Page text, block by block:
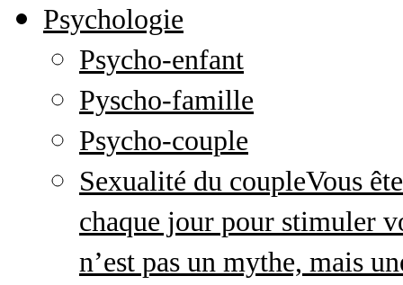
Psychologie
Psycho-enfant
Pyscho-famille
Psycho-couple
Sexualité du coupleVous
chaque jour pour stimuler
n’est pas un mythe, mais